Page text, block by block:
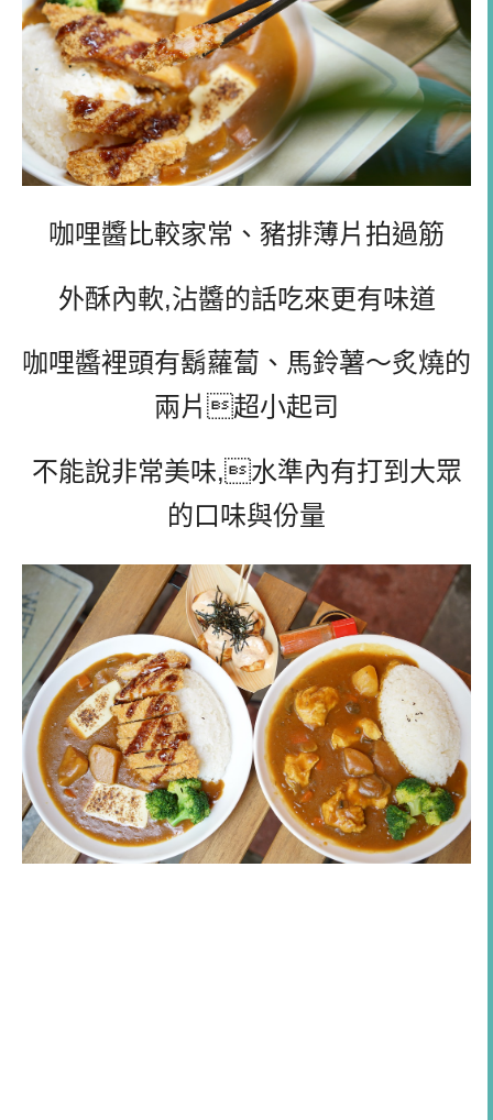
咖哩醬比較家常、豬排薄片拍過筋
外酥內軟,沾醬的話吃來更有味道
咖哩醬裡頭有鬍蘿蔔、馬鈴薯～炙燒的
兩片超小起司
不能說非常美味,水準內有打到大眾
的口味與份量